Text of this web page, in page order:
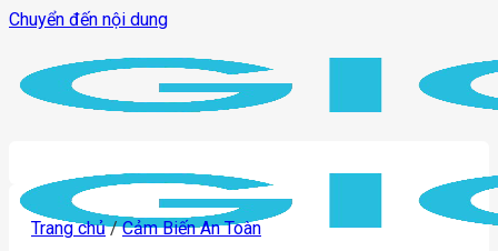
Chuyển đến nội dung
Trang chủ / Cảm Biến An Toàn